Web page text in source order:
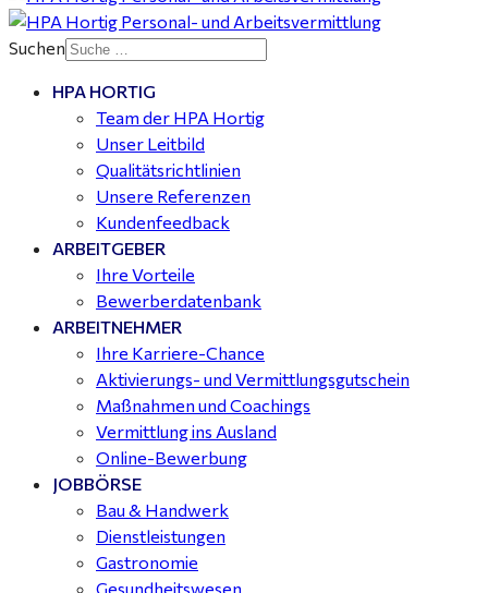
Suchen
HPA HORTIG
Team der HPA Hortig
Unser Leitbild
Qualitätsrichtlinien
Unsere Referenzen
Kundenfeedback
ARBEITGEBER
Ihre Vorteile
Bewerberdatenbank
ARBEITNEHMER
Ihre Karriere-Chance
Aktivierungs- und Vermittlungsgutschein
Maßnahmen und Coachings
Vermittlung ins Ausland
Online-Bewerbung
JOBBÖRSE
Bau & Handwerk
Dienstleistungen
Gastronomie
Gesundheitswesen